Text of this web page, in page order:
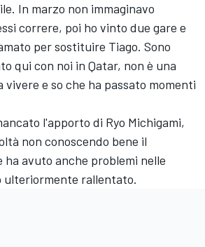
In marzo non immaginavo
correre, poi ho vinto due gare e
per sostituire Tiago. Sono
qui con noi in Qatar, non è una
e so che ha passato momenti
l'apporto di Ryo Michigami,
non conoscendo bene il
avuto anche problemi nelle
ulteriormente rallentato.